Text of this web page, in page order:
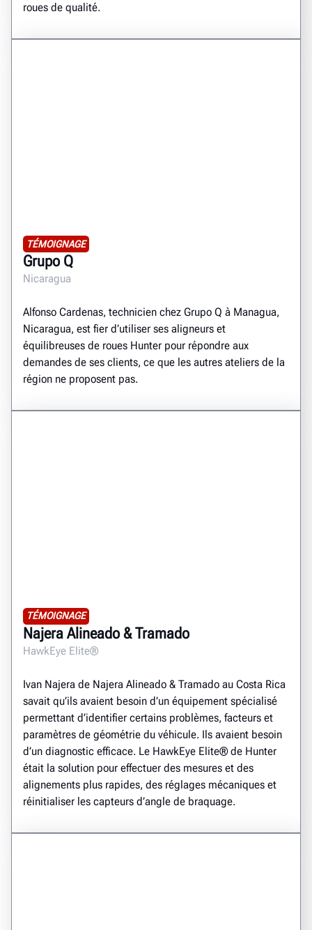
roues de qualité.
TÉMOIGNAGE
Grupo Q
Nicaragua
Alfonso Cardenas, technicien chez Grupo Q à Managua,
Nicaragua, est fier d’utiliser ses aligneurs et
équilibreuses de roues Hunter pour répondre aux
demandes de ses clients, ce que les autres ateliers de la
région ne proposent pas.
TÉMOIGNAGE
Najera Alineado & Tramado
HawkEye Elite®
Ivan Najera de Najera Alineado & Tramado au Costa Rica
savait qu’ils avaient besoin d’un équipement spécialisé
permettant d’identifier certains problèmes, facteurs et
paramètres de géométrie du véhicule. Ils avaient besoin
d’un diagnostic efficace. Le HawkEye Elite® de Hunter
était la solution pour effectuer des mesures et des
alignements plus rapides, des réglages mécaniques et
réinitialiser les capteurs d’angle de braquage.